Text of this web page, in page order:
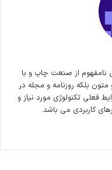
نامفهوم از صنعت چاپ و با
بلکه روزنامه و مجله در
فعلی تکنولوژی مورد نیاز و
کاربردی می باشد.